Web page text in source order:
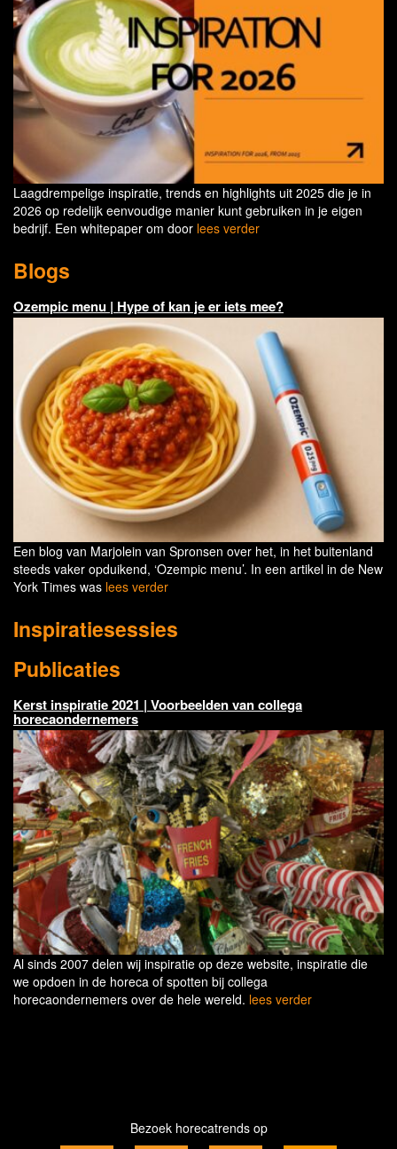
Laagdrempelige inspiratie, trends en highlights uit 2025 die je in
2026 op redelijk eenvoudige manier kunt gebruiken in je eigen
bedrijf. Een whitepaper om door lees verder
Blogs
Ozempic menu | Hype of kan je er iets mee?
Een blog van Marjolein van Spronsen over het, in het buitenland
steeds vaker opduikend, ‘Ozempic menu’. In een artikel in de New
York Times was lees verder
Inspiratiesessies
Publicaties
Kerst inspiratie 2021 | Voorbeelden van collega
horecaondernemers
Al sinds 2007 delen wij inspiratie op deze website, inspiratie die
we opdoen in de horeca of spotten bij collega
horecaondernemers over de hele wereld. lees verder
Bezoek horecatrends op